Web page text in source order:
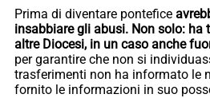
Prima di diventare pontefice
insabbiare gli abusi. Non solo: ha
altre Diocesi, in un caso anche
per garantire che non si
trasferimenti non ha informato le
fornito le informazioni in suo